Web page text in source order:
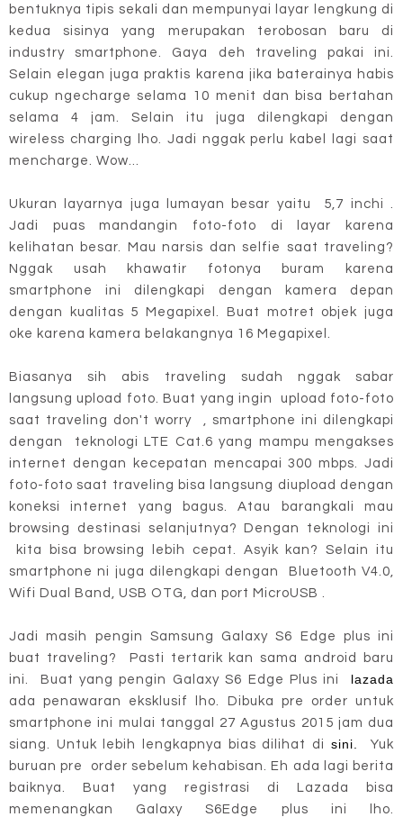
bentuknya tipis sekali dan mempunyai layar lengkung di
kedua sisinya yang merupakan terobosan baru di
industry smartphone. Gaya deh traveling pakai ini.
Selain elegan juga praktis karena jika baterainya habis
cukup ngecharge selama 10 menit dan bisa bertahan
selama 4 jam. Selain itu juga dilengkapi dengan
wireless charging lho. Jadi nggak perlu kabel lagi saat
mencharge. Wow...
Ukuran layarnya juga lumayan besar yaitu 5,7 inchi .
Jadi puas mandangin foto-foto di layar karena
kelihatan besar. Mau narsis dan selfie saat traveling?
Nggak usah khawatir fotonya buram karena
smartphone ini dilengkapi dengan kamera depan
dengan kualitas 5 Megapixel. Buat motret objek juga
oke karena kamera belakangnya 16 Megapixel.
Biasanya sih abis traveling sudah nggak sabar
langsung upload foto. Buat yang ingin upload foto-foto
saat traveling don't worry , smartphone ini dilengkapi
dengan teknologi LTE Cat.6 yang mampu mengakses
internet dengan kecepatan mencapai 300 mbps. Jadi
foto-foto saat traveling bisa langsung diupload dengan
koneksi internet yang bagus. Atau barangkali mau
browsing destinasi selanjutnya? Dengan teknologi ini
kita bisa browsing lebih cepat. Asyik kan? Selain itu
smartphone ni juga dilengkapi dengan Bluetooth V4.0,
Wifi Dual Band, USB OTG, dan port MicroUSB .
Jadi masih pengin Samsung Galaxy S6 Edge plus ini
buat traveling? Pasti tertarik kan sama android baru
ini. Buat yang pengin Galaxy S6 Edge Plus ini lazada
ada penawaran eksklusif lho. Dibuka pre order untuk
smartphone ini mulai tanggal 27 Agustus 2015 jam dua
siang. Untuk lebih lengkapnya bias dilihat di sini.
Yuk
buruan pre order sebelum kehabisan. Eh ada lagi berita
baiknya. Buat yang registrasi di Lazada bisa
memenangkan Galaxy S6Edge plus ini lho.